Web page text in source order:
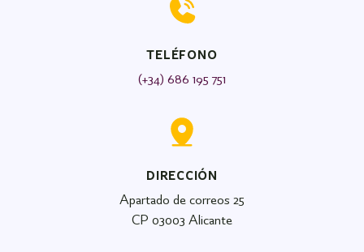
TELÉFONO
(+34) 686 195 751
DIRECCIÓN
Apartado de correos 25
CP 03003 Alicante